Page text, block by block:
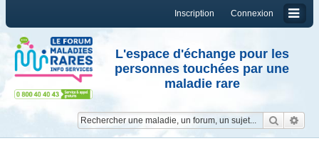
Connexion
Inscription
L'espace d'échange pour les
personnes touchées par une
maladie rare